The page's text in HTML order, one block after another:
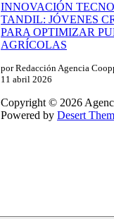
INNOVACIÓN
TANDIL: JÓVENES
PARA OPTIMIZAR
AGRÍCOLAS
por Redacción Agencia
11 abril 2026
Copyright © 2026
Powered by Desert